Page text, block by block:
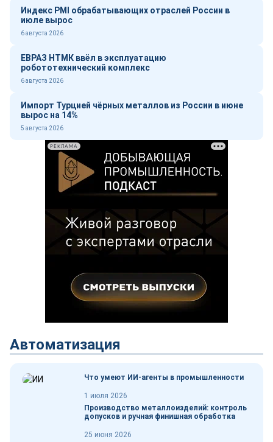
Индекс PMI обрабатывающих отраслей России в
июле вырос
6 августа 2026
ЕВРАЗ НТМК ввёл в эксплуатацию
робототехнический комплекс
6 августа 2026
Импорт Турцией чёрных металлов из России в июне
вырос на 14%
5 августа 2026
РЕКЛАМА
Автоматизация
Что умеют ИИ-агенты в промышленности
1 июля 2026
Производство металлоизделий: контроль
допусков и ручная финишная обработка
25 июня 2026